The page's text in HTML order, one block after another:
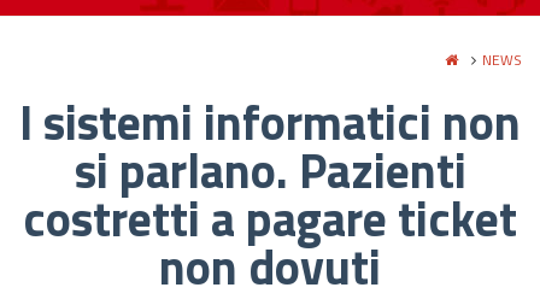
NEWS
I sistemi informatici non
si parlano. Pazienti
costretti a pagare ticket
non dovuti